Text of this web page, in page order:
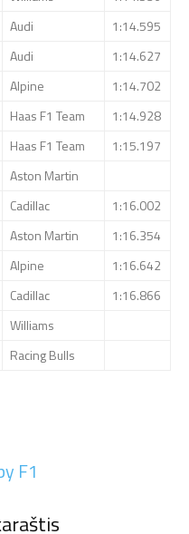
Audi
1:14.595
Audi
1:14.627
Alpine
1:14.702
Haas F1 Team
1:14.928
Haas F1 Team
1:15.197
Aston Martin
Cadillac
1:16.002
Aston Martin
1:16.354
Alpine
1:16.642
Cadillac
1:16.866
Williams
Racing Bulls
F1